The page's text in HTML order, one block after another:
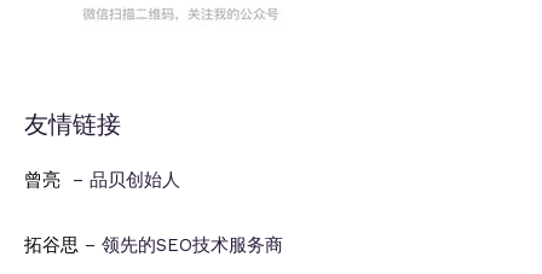
友情链接
曾亮 – 品贝创始人
拓谷思 – 领先的SEO技术服务商